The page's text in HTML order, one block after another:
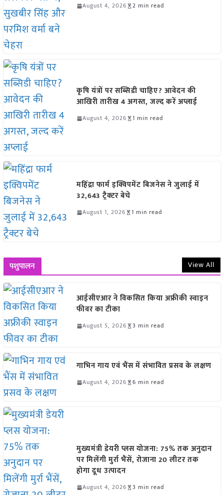
August 4, 2026 2 min read
कृषि यंत्रों पर सब्सिडी चाहिए? आवेदन की
आखिरी तारीख 4 अगस्त, जल्द करें अप्लाई
August 4, 2026 1 min read
महिंद्रा फार्म इक्विपमेंट बिजनेस ने जुलाई में
32,643 ट्रैक्टर बेचे
August 1, 2026 1 min read
पशुपालन View All
आईसीएआर ने विकसित किया अफ्रीकी स्वाइन
फीवर का टीका
August 5, 2026 3 min read
गाभिन गाय एवं भैंस में संभावित प्रसव के लक्षण
August 4, 2026 6 min read
मुख्यमंत्री डेयरी प्लस योजना: 75% तक अनुदान
पर मिलेंगी मुर्रा भैंसें, रोजाना 20 लीटर तक
होगा दूध उत्पादन
August 4, 2026 3 min read